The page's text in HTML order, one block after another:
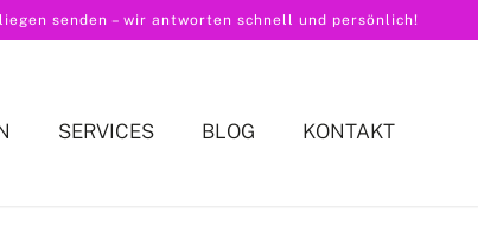
senden – wir antworten schnell und persönlich!
SERVICES BLOG KONTAKT